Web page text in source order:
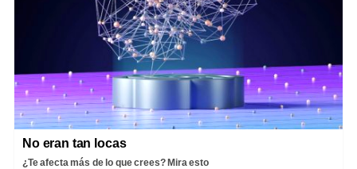
No eran tan locas
¿Te afecta más de lo que crees? Mira esto